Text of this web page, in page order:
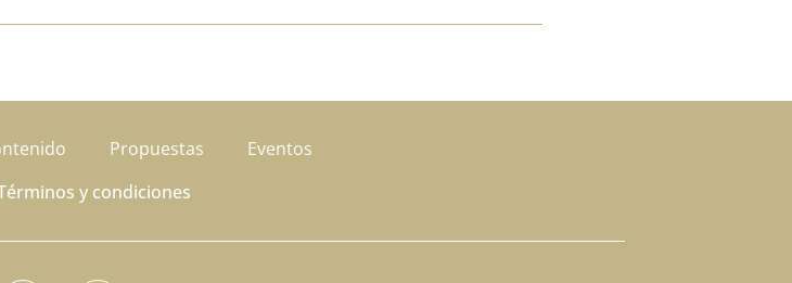
Propuestas
Eventos
y condiciones